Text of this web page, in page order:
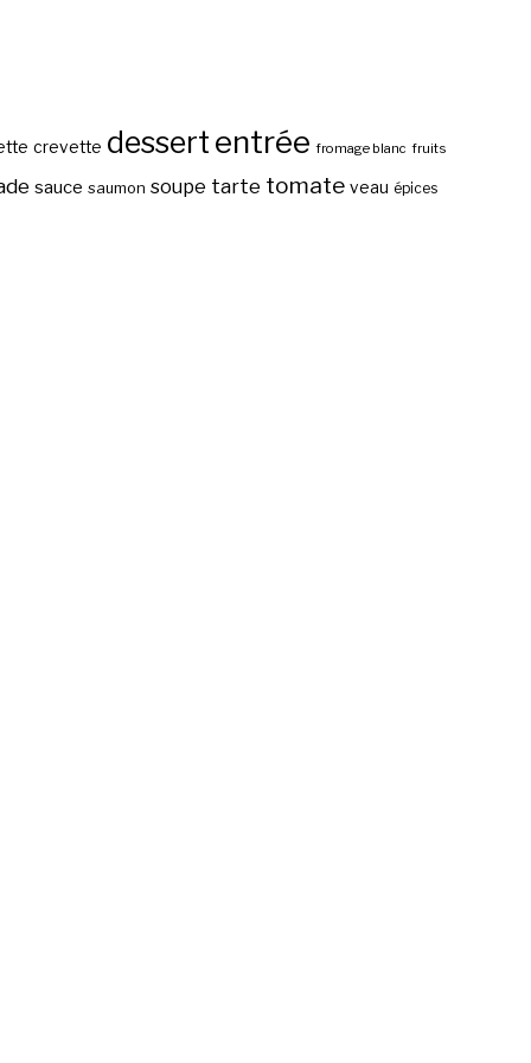
crevette dessert entrée fromage blanc fruits
sauce saumon soupe tarte tomate veau épices